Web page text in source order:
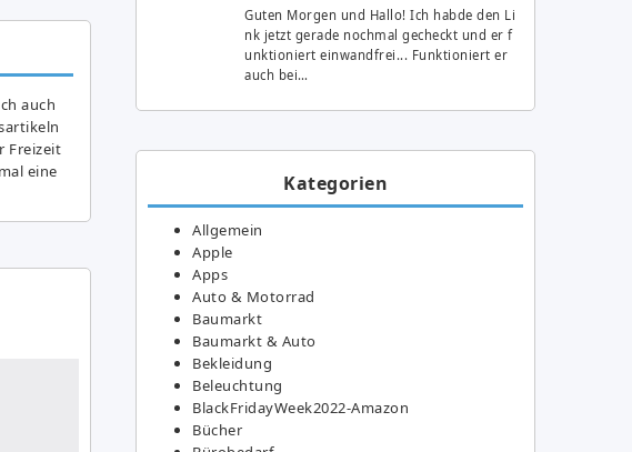
auch
Freizeit
eine
Guten Morgen und Hallo! Ich habde den Li
nk jetzt gerade nochmal gecheckt und er f
unktioniert einwandfrei... Funktioniert er
auch bei…
Kategorien
Allgemein
Apple
Apps
Auto & Motorrad
Baumarkt
Baumarkt & Auto
Bekleidung
Beleuchtung
BlackFridayWeek2022-Amazon
Bücher